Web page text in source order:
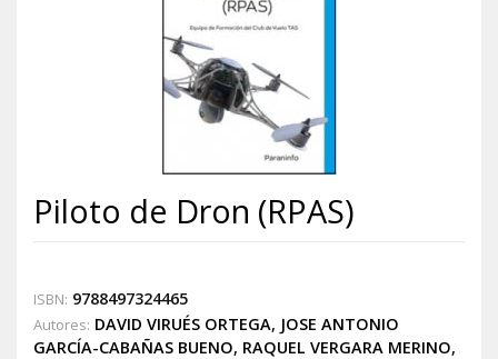
Piloto de Dron (RPAS)
ISBN: 9788497324465
Autores: DAVID VIRUÉS ORTEGA, JOSE ANTONIO
GARCÍA-CABAÑAS BUENO, RAQUEL VERGARA MERINO,